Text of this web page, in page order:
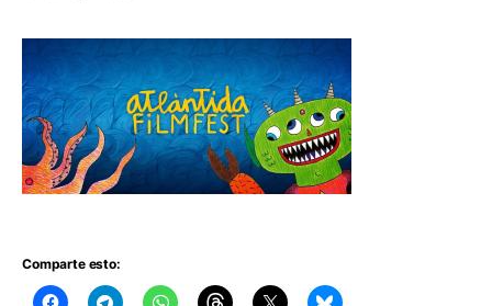
Comparte esto: